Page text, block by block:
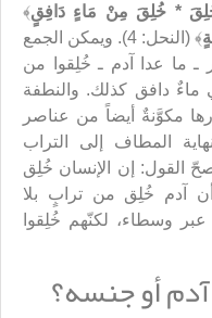
* خُلِقَ مِنْ مَاءٍ دَافِقٍ﴾
﴾ (النحل: 4). ويمكن الجمع
ـ ما عدا آدم ـ خُلِقوا من
ماءٌ دافق كذلك. والنطفة
مكوَّنةٌ أيضاً من عناصر
المطاف إلى التراب
القول: إن الإنسان خُلِق
آدم خُلِق من ترابٍ بلا
وسطاء، لكنّهم خُلِقوا